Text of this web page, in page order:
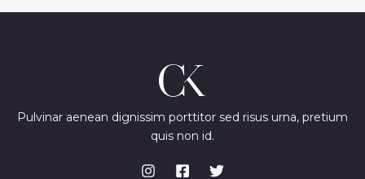
Pulvinar aenean dignissim porttitor sed risus urna, pretium
quis non id.